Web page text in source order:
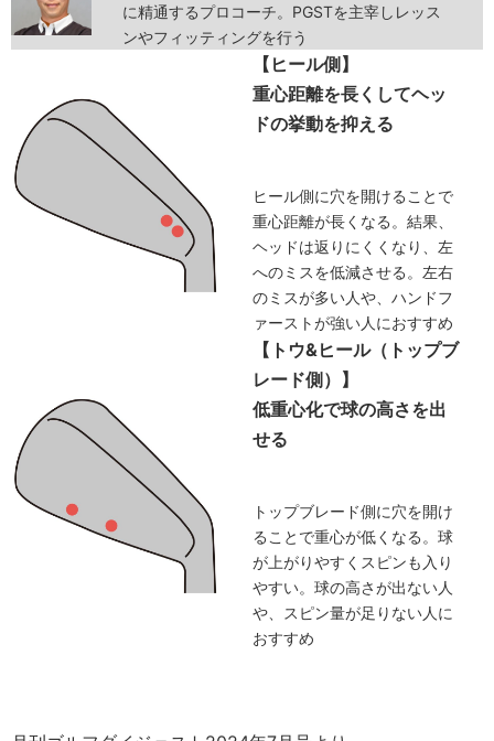
に精通するプロコーチ。PGSTを主宰しレッス
ンやフィッティングを行う
【ヒール側】
重心距離を長くしてヘッ
ドの挙動を抑える
ヒール側に穴を開けることで
重心距離が長くなる。結果、
ヘッドは返りにくくなり、左
へのミスを低減させる。左右
のミスが多い人や、ハンドフ
ァーストが強い人におすすめ
【トウ&ヒール（トップブ
レード側）】
低重心化で球の高さを出
せる
トップブレード側に穴を開け
ることで重心が低くなる。球
が上がりやすくスピンも入り
やすい。球の高さが出ない人
や、スピン量が足りない人に
おすすめ